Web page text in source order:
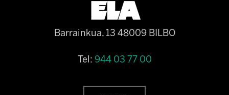
Barrainkua, 13 48009 BILBO
Tel: 944 03 77 00